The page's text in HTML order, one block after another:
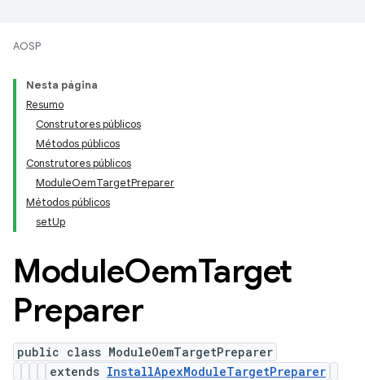
AOSP
Nesta página
Resumo
Construtores públicos
Métodos públicos
Construtores públicos
ModuleOemTargetPreparer
Métodos públicos
setUp
ModuleOemTarget
Preparer
public class ModuleOemTargetPreparer
extends InstallApexModuleTargetPreparer